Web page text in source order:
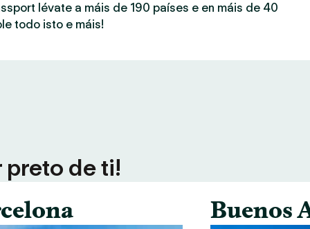
lévate a máis de 190 países e en máis de 40
todo isto e máis!
preto de ti!
Buenos